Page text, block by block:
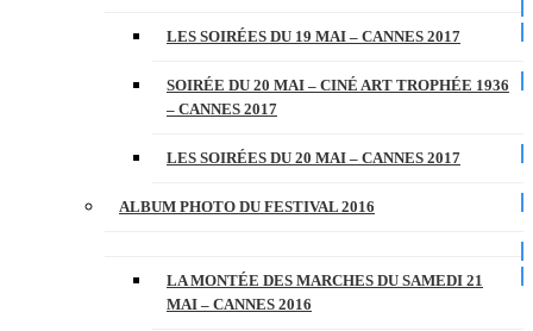
LES SOIRÉES DU 19 MAI – CANNES 2017
SOIRÉE DU 20 MAI – CINÉ ART TROPHÉE 1936
– CANNES 2017
LES SOIRÉES DU 20 MAI – CANNES 2017
ALBUM PHOTO DU FESTIVAL 2016
LA MONTÉE DES MARCHES DU SAMEDI 21
MAI – CANNES 2016